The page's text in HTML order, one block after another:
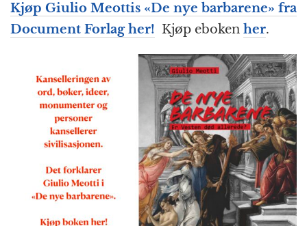
Kjøp Giulio Meottis «De nye barbarene» fra
Document Forlag her! Kjøp eboken her.